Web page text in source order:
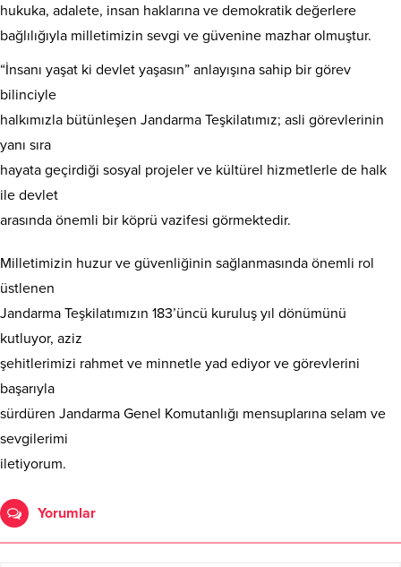
hukuka, adalete, insan haklarına ve demokratik değerlere
bağlılığıyla milletimizin sevgi ve güvenine mazhar olmuştur.
“İnsanı yaşat ki devlet yaşasın” anlayışına sahip bir görev
bilinciyle
halkımızla bütünleşen Jandarma Teşkilatımız; asli görevlerinin
yanı sıra
hayata geçirdiği sosyal projeler ve kültürel hizmetlerle de halk
ile devlet
arasında önemli bir köprü vazifesi görmektedir.
Milletimizin huzur ve güvenliğinin sağlanmasında önemli rol
üstlenen
Jandarma Teşkilatımızın 183’üncü kuruluş yıl dönümünü
kutluyor, aziz
şehitlerimizi rahmet ve minnetle yad ediyor ve görevlerini
başarıyla
sürdüren Jandarma Genel Komutanlığı mensuplarına selam ve
sevgilerimi
iletiyorum.
Yorumlar